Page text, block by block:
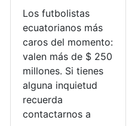
Los futbolistas
ecuatorianos más
caros del momento:
valen más de $ 250
millones. Si tienes
alguna inquietud
recuerda
contactarnos a